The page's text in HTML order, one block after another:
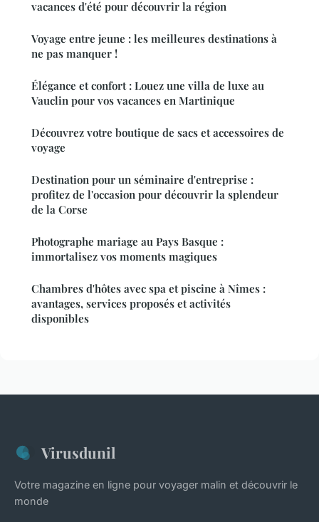
vacances d'été pour découvrir la région
Voyage entre jeune : les meilleures destinations à
ne pas manquer !
Élégance et confort : Louez une villa de luxe au
Vauclin pour vos vacances en Martinique
Découvrez votre boutique de sacs et accessoires de
voyage
Destination pour un séminaire d'entreprise :
profitez de l'occasion pour découvrir la splendeur
de la Corse
Photographe mariage au Pays Basque :
immortalisez vos moments magiques
Chambres d'hôtes avec spa et piscine à Nîmes :
avantages, services proposés et activités
disponibles
Virusdunil
Votre magazine en ligne pour voyager malin et découvrir le
monde